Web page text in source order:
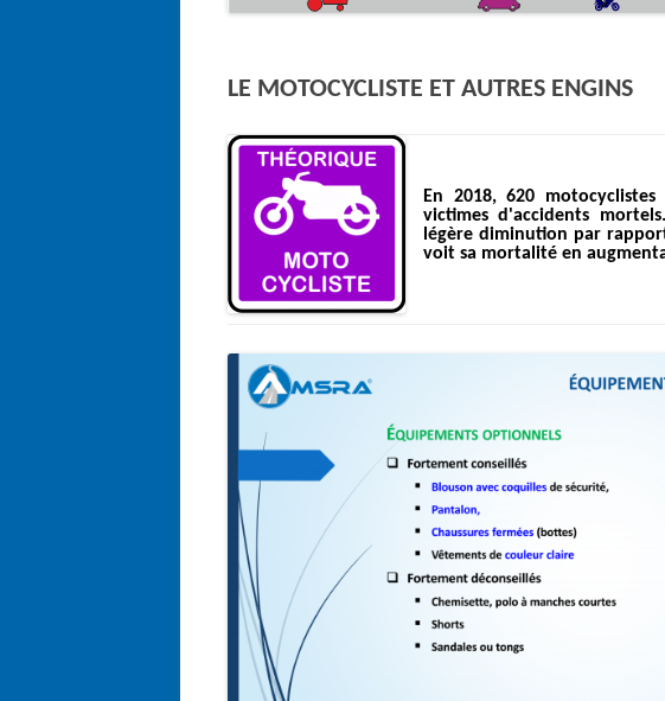
LA PISTE DE
LE MOTOCYCLISTE ET AUTRES ENGINS
En 2018, 620
victimes d'accidents
légère diminution par
voit sa mortalité en